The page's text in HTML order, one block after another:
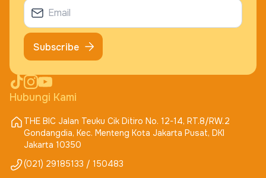
Hubungi Kami
THE BIC Jalan Teuku Cik Ditiro No. 12-14, RT.8/RW.2
Gondangdia, Kec. Menteng Kota Jakarta Pusat, DKI
Jakarta 10350
(021) 29185133 / 150483
Subscribe